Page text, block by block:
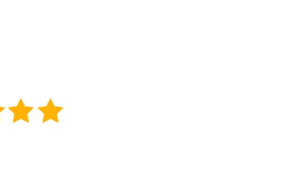
(*) (*)